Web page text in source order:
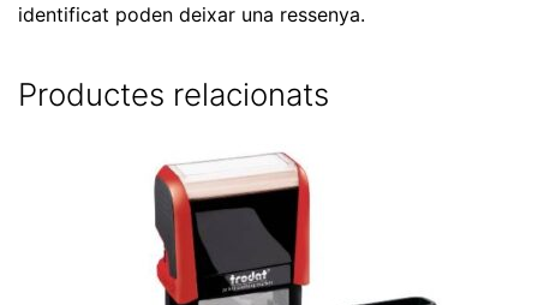
identificat poden deixar una ressenya.
Productes relacionats